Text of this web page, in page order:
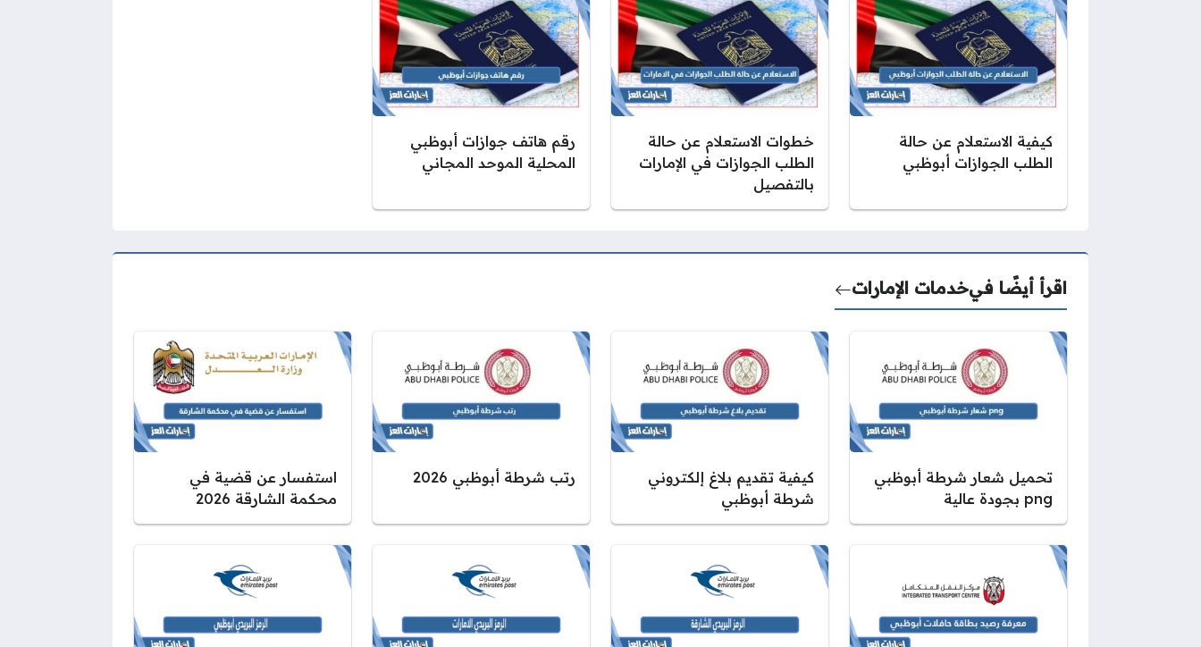
كيفية الاستعلام عن حالة
الطلب الجوازات أبوظبي
خطوات الاستعلام عن حالة
الطلب الجوازات في الإمارات
بالتفصيل
رقم هاتف جوازات أبوظبي
المحلية الموحد المجاني
اقرأ أيضًا فيخدمات الإمارات
تحميل شعار شرطة أبوظبي
png بجودة عالية
كيفية تقديم بلاغ إلكتروني
شرطة أبوظبي
رتب شرطة أبوظبي 2026
استفسار عن قضية في
محكمة الشارقة 2026